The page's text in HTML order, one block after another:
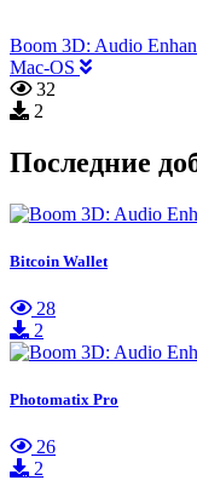
Boom 3D: Audio
Mac-OS
32
2
Последние
Bitcoin Wallet
28
2
Photomatix Pro
26
2